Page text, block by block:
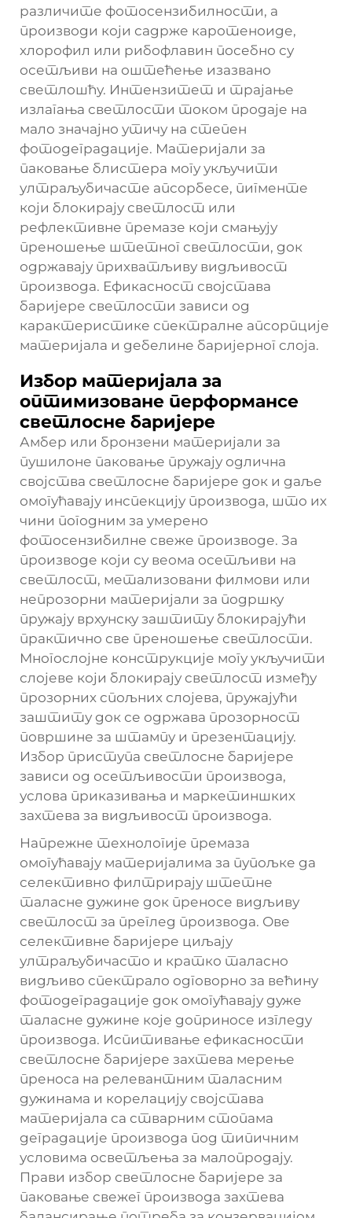
различите фотосензибилности, а
производи који садрже каротеноиде,
хлорофил или рибофлавин посебно су
осетљиви на оштећење изазвано
светлошћу. Интензитет и трајање
излагања светлости током продаје на
мало значајно утичу на степен
фотодеградације. Материјали за
паковање блистера могу укључити
ултраљубичасте апсорбесе, пигменте
који блокирају светлост или
рефлективне премазе који смањују
преношење штетног светлости, док
одржавају прихватљиву видљивост
производа. Ефикасност својстава
баријере светлости зависи од
карактеристике спектралне апсорпције
материјала и дебелине баријерног слоја.
Избор материјала за
оптимизоване перформансе
светлосне баријере
Амбер или бронзени материјали за
пушилоне паковање пружају одлична
својства светлосне баријере док и даље
омогућавају инспекцију производа, што их
чини погодним за умерено
фотосензибилне свеже производе. За
производе који су веома осетљиви на
светлост, метализовани филмови или
непрозорни материјали за подршку
пружају врхунску заштиту блокирајући
практично све преношење светлости.
Многослојне конструкције могу укључити
слојеве који блокирају светлост између
прозорних спољних слојева, пружајући
заштиту док се одржава прозорност
површине за штампу и презентацију.
Избор приступа светлосне баријере
зависи од осетљивости производа,
услова приказивања и маркетиншких
захтева за видљивост производа.
Напрежне технологије премаза
омогућавају материјалима за пупољке да
селективно филтрирају штетне
таласне дужине док преносе видљиву
светлост за преглед производа. Ове
селективне баријере циљају
ултраљубичасто и кратко таласно
видљиво спектрало одговорно за већину
фотодеградације док омогућавају дуже
таласне дужине које доприносе изгледу
производа. Испитивање ефикасности
светлосне баријере захтева мерење
преноса на релевантним таласним
дужинама и корелацију својстава
материјала са стварним стопама
деградације производа под типичним
условима осветљења за малопродају.
Прави избор светлосне баријере за
паковање свежег производа захтева